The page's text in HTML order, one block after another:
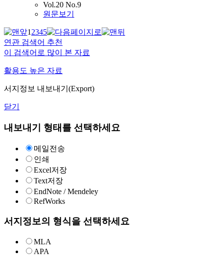
Vol.20 No.9
원문보기
12345
연관 검색어 추천
이 검색어로 많이 본 자료
활용도 높은 자료
서지정보 내보내기(Export)
닫기
내보내기 형태를 선택하세요
메일전송
인쇄
Excel저장
Text저장
EndNote / Mendeley
RefWorks
서지정보의 형식을 선택하세요
MLA
APA